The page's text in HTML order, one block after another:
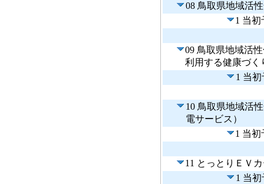
08 鳥取県地域活
1 当初
09 鳥取県地域活
利用する健康づく
1 当
10 鳥取県地域活
電サービス）
1 当初
11 とっとりＥＶ
1 当